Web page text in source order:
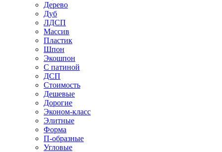
Дерево
Дуб
ЛДСП
Массив
Пластик
Шпон
Экошпон
С патиной
ДСП
Стоимость
Дешевые
Дорогие
Эконом-класс
Элитные
Форма
П-образные
Угловые